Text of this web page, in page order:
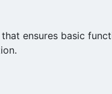
ensures basic